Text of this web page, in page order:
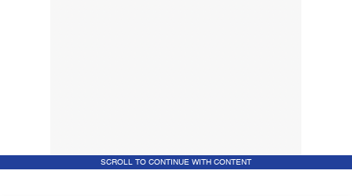
SCROLL TO CONTINUE WITH CONTENT